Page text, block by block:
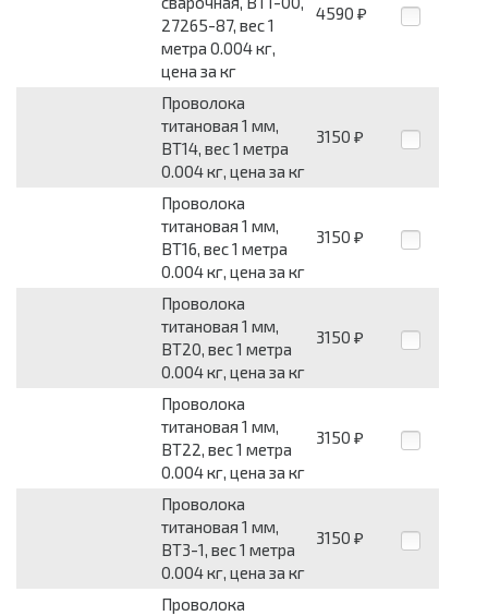
27265-87, вес 1
метра 0.004 кг,
цена за кг
4590 ₽
Проволока
титановая 1 мм,
ВТ14, вес 1 метра
0.004 кг, цена за кг
3150 ₽
Проволока
титановая 1 мм,
ВТ16, вес 1 метра
0.004 кг, цена за кг
3150 ₽
Проволока
титановая 1 мм,
ВТ20, вес 1 метра
0.004 кг, цена за кг
3150 ₽
Проволока
титановая 1 мм,
ВТ22, вес 1 метра
0.004 кг, цена за кг
3150 ₽
Проволока
титановая 1 мм,
ВТ3-1, вес 1 метра
0.004 кг, цена за кг
3150 ₽
Проволока